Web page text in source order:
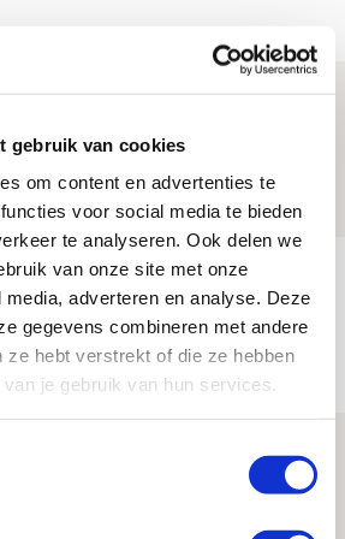
gebruik van cookies
om content en advertenties te
voor social media te bieden
te analyseren. Ook delen we
van onze site met onze
adverteren en analyse. Deze
gegevens combineren met andere
ze hebt verstrekt of die ze hebben
je gebruik van hun services.
een akkoord is, speel ik
het moet voor Ajax’
bij
zege op tiental PEC
je moet weten over PEC